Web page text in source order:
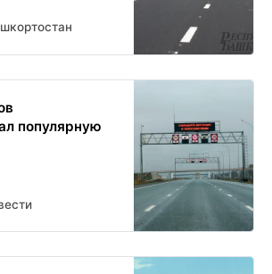
популярную